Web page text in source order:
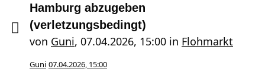
Hamburg abzugeben
(verletzungsbedingt)
von Guni, 07.04.2026, 15:00 in Flohmarkt
Guni 07.04.2026, 15:00